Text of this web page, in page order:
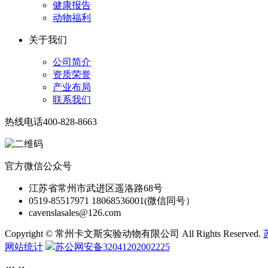
健康报告
动物福利
关于我们
公司简介
资质荣誉
产业布局
联系我们
热线电话400-828-8663
官方微信公众号
江苏省常州市武进区遥洛路68号
0519-85517971 18068536001(微信同号）
cavenslasales@126.com
Copyright © 常州卡文斯实验动物有限公司 All Rights Reserved.
网站统计
苏公网安备32041202002225